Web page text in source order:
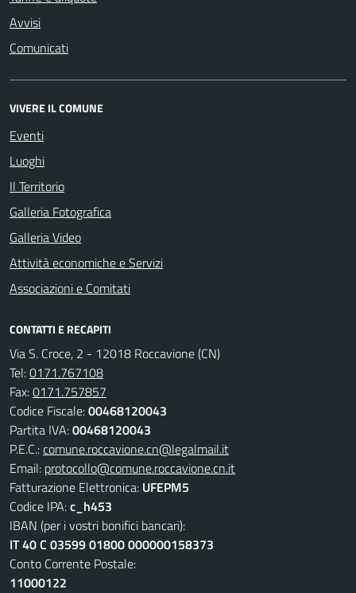
Avvisi
Comunicati
VIVERE IL COMUNE
Eventi
Luoghi
Il Territorio
Galleria Fotografica
Galleria Video
Attività economiche e Servizi
Associazioni e Comitati
CONTATTI E RECAPITI
Via S. Croce, 2 - 12018 Roccavione (CN)
Tel:0171.767108
Fax:0171.757857
Codice Fiscale:00468120043
Partita IVA:00468120043
P.E.C.:comune.roccavione.cn@legalmail.it
Email: protocollo@comune.roccavione.cn.it
Fatturazione Elettronica: UFEPM5
Codice IPA:c_h453
IBAN (per i vostri bonifici bancari):
IT 40 C 03599 01800 000000158373
Conto Corrente Postale:
11000122